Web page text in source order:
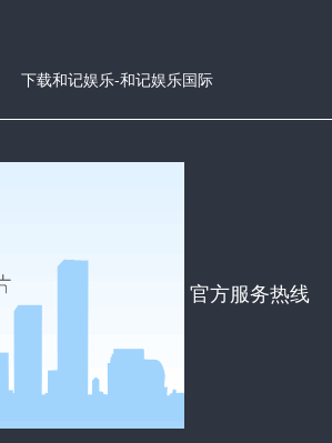
下载和记娱乐-和记娱乐国际
官方服务热线